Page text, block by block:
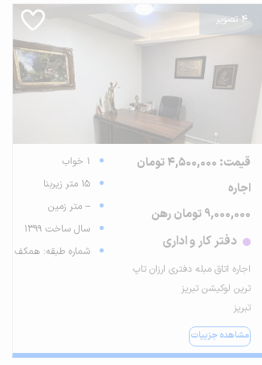
4 تصویر
قیمت: 4,500,000 تومان
اجاره
9,000,000 تومان رهن
دفتر کار و اداری
اجاره اتاق مبله دفتری ارزان تاپ
ترین لوکیشن تبریز
تبریز
مشاهده جزییات
1 خواب
15 متر زیربنا
-- متر زمین
سال ساخت 1399
شماره طبقه: همکف